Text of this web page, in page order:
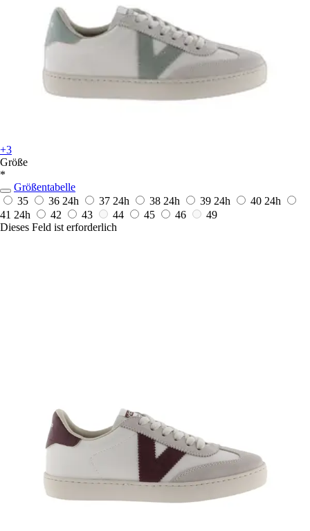
+3
Größe
*
Größentabelle
35
36 24h 37 24h 38 24h 39 24h 40 24h
41 24h 42 43 44 45 46
49
Dieses Feld ist erforderlich